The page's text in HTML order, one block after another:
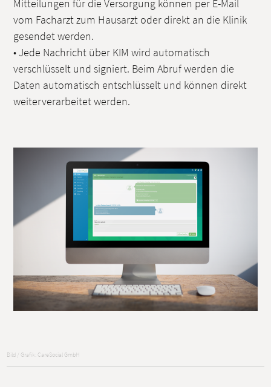
Mitteilungen für die Versorgung können per E-Mail
vom Facharzt zum Hausarzt oder direkt an die Klinik
gesendet werden.
• Jede Nachricht über KIM wird automatisch
verschlüsselt und signiert. Beim Abruf werden die
Daten automatisch entschlüsselt und können direkt
weiterverarbeitet werden.
Bild / Grafik: CareSocial GmbH